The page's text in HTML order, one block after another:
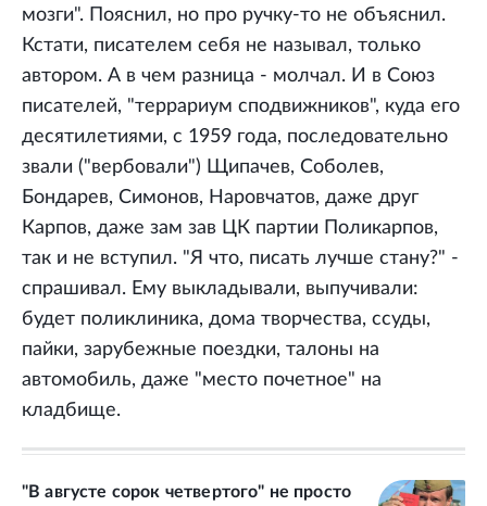
мозги". Пояснил, но про ручку-то не объяснил.
Кстати, писателем себя не называл, только
автором. А в чем разница - молчал. И в Союз
писателей, "террариум сподвижников", куда его
десятилетиями, с 1959 года, последовательно
звали ("вербовали") Щипачев, Соболев,
Бондарев, Симонов, Наровчатов, даже друг
Карпов, даже зам зав ЦК партии Поликарпов,
так и не вступил. "Я что, писать лучше стану?" -
спрашивал. Ему выкладывали, выпучивали:
будет поликлиника, дома творчества, ссуды,
пайки, зарубежные поездки, талоны на
автомобиль, даже "место почетное" на
кладбище.
"В августе сорок четвертого" не просто